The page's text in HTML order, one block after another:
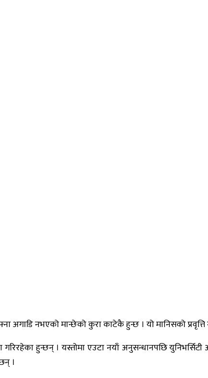
नभएको मान्छेको कुरा काटेकै हुन्छ । यो मानिसको प्रवृत्ति
हुन्छन् । यस्तोमा एउटा नयाँ अनुसन्धानपछि
।